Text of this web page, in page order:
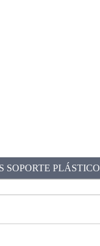
SOPORTE PLÁSTICO